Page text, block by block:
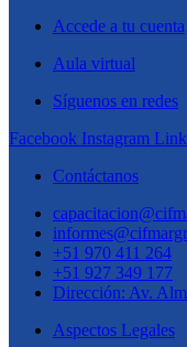
Accede a tu cuenta
Aula virtual
Síguenos en redes
Facebook Instagram
Contáctanos
+51 970 411 264
+51 927 349 177
Dirección: Av.
Aspectos Legales